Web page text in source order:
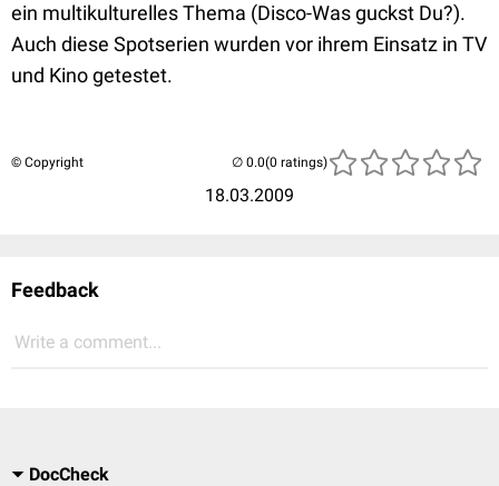
ein multikulturelles Thema (Disco-Was guckst Du?).
Auch diese Spotserien wurden vor ihrem Einsatz in TV
und Kino getestet.
© Copyright
18.03.2009
(0 ratings)
Feedback
Write a comment...
DocCheck